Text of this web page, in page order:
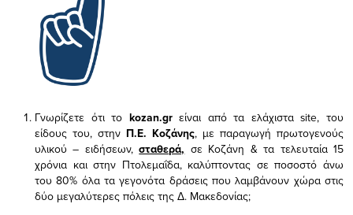
Γνωρίζετε ότι το kozan.gr είναι από τα ελάχισταsite, του
είδους του, στην Π.Ε. Κοζάνης, με παραγωγή πρωτογενούς
υλικού – ειδήσεων,σταθερά, σε Κοζάνη & τα τελευταία 15
χρόνια και στην Πτολεμαΐδα, καλύπτοντας σε ποσοστό άνω
του 80% όλα τα γεγονότα δράσεις που λαμβάνουν χώρα στις
δύο μεγαλύτερες πόλεις της Δ. Μακεδονίας;